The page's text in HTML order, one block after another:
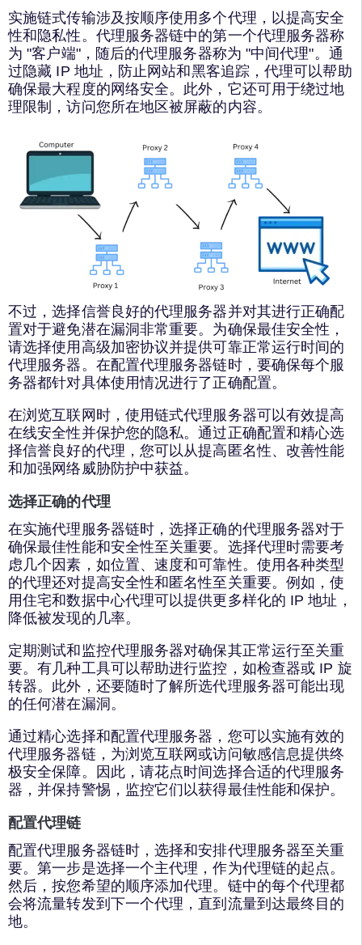
实施链式传输涉及按顺序使用多个代理，以提高安全
性和隐私性。代理服务器链中的第一个代理服务器称
为 "客户端"，随后的代理服务器称为 "中间代理"。通
过隐藏 IP 地址，防止网站和黑客追踪，代理可以帮助
确保最大程度的网络安全。此外，它还可用于绕过地
理限制，访问您所在地区被屏蔽的内容。
不过，选择信誉良好的代理服务器并对其进行正确配
置对于避免潜在漏洞非常重要。为确保最佳安全性，
请选择使用高级加密协议并提供可靠正常运行时间的
代理服务器。在配置代理服务器链时，要确保每个服
务器都针对具体使用情况进行了正确配置。
在浏览互联网时，使用链式代理服务器可以有效提高
在线安全性并保护您的隐私。通过正确配置和精心选
择信誉良好的代理，您可以从提高匿名性、改善性能
和加强网络威胁防护中获益。
选择正确的代理
在实施代理服务器链时，选择正确的代理服务器对于
确保最佳性能和安全性至关重要。选择代理时需要考
虑几个因素，如位置、速度和可靠性。使用各种类型
的代理还对提高安全性和匿名性至关重要。例如，使
用住宅和数据中心代理可以提供更多样化的 IP 地址，
降低被发现的几率。
定期测试和监控代理服务器对确保其正常运行至关重
要。有几种工具可以帮助进行监控，如检查器或 IP 旋
转器。此外，还要随时了解所选代理服务器可能出现
的任何潜在漏洞。
通过精心选择和配置代理服务器，您可以实施有效的
代理服务器链，为浏览互联网或访问敏感信息提供终
极安全保障。因此，请花点时间选择合适的代理服务
器，并保持警惕，监控它们以获得最佳性能和保护。
配置代理链
配置代理服务器链时，选择和安排代理服务器至关重
要。第一步是选择一个主代理，作为代理链的起点。
然后，按您希望的顺序添加代理。链中的每个代理都
会将流量转发到下一个代理，直到流量到达最终目的
地。